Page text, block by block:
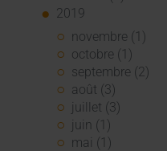
2019
novembre (1)
octobre (1)
septembre (2)
août (3)
juillet (3)
juin (1)
mai (1)